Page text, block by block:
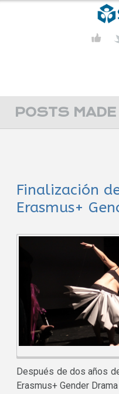
PRESENTACIÓN
ACTIVIDADES
COMUNICACIÓN
POSTS
Finalización
Erasmus+
Después de dos años
Erasmus+ Gender